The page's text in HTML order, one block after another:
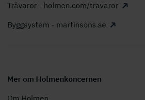
Trävaror - holmen.com/travaror
Byggsystem - martinsons.se
Mer om Holmenkoncernen